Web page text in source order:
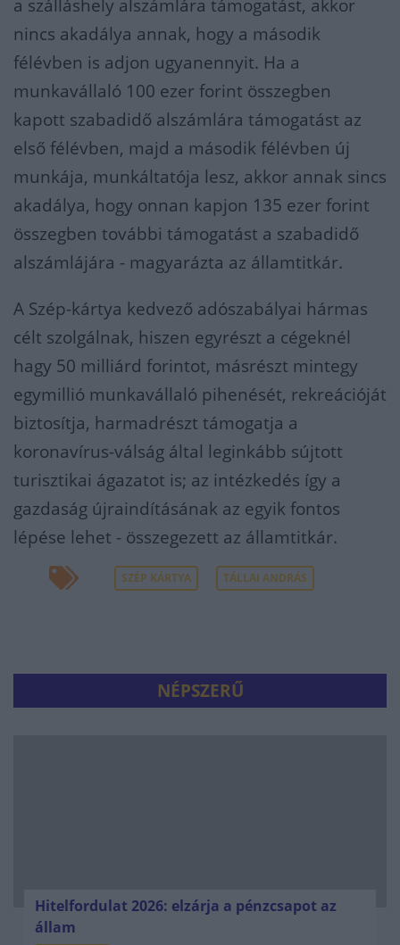
a szálláshely alszámlára támogatást, akkor
nincs akadálya annak, hogy a második
félévben is adjon ugyanennyit. Ha a
munkavállaló 100 ezer forint összegben
kapott szabadidő alszámlára támogatást az
első félévben, majd a második félévben új
munkája, munkáltatója lesz, akkor annak sincs
akadálya, hogy onnan kapjon 135 ezer forint
összegben további támogatást a szabadidő
alszámlájára - magyarázta az államtitkár.
A Szép-kártya kedvező adószabályai hármas
célt szolgálnak, hiszen egyrészt a cégeknél
hagy 50 milliárd forintot, másrészt mintegy
egymillió munkavállaló pihenését, rekreációját
biztosítja, harmadrészt támogatja a
koronavírus-válság által leginkább sújtott
turisztikai ágazatot is; az intézkedés így a
gazdaság újraindításának az egyik fontos
lépése lehet - összegezett az államtitkár.
SZÉP KÁRTYA TÁLLAI ANDRÁS
NÉPSZERŰ
Hitelfordulat 2026: elzárja a pénzcsapot az
állam